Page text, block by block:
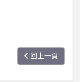
回上一頁